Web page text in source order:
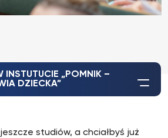
INSTUTUCIE „POMNIK –
DZIECKA”
studiów, a chciałbyś już